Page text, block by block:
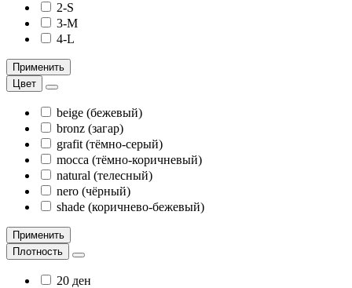
2-S
3-M
4-L
Применить
Цвет
beige (бежевый)
bronz (загар)
grafit (тёмно-серый)
mocca (тёмно-коричневый)
natural (телесный)
nero (чёрный)
shade (коричнево-бежевый)
Применить
Плотность
20 ден